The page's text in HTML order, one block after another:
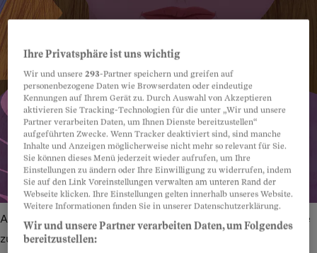
Als Kind war sie für die Mutter eine Therapeutin: «Sie sagte
zu mir: Mit dir kann man so gut reden.»
Ihre Privatsphäre ist uns wichtig
Wir und unsere293-Partner speichern und greifen auf
personenbezogene Daten wie Browserdaten oder eindeutige
Kennungen auf Ihrem Gerät zu. Durch Auswahl von Akzeptieren
aktivieren Sie Tracking-Technologien für die unter „Wir und unsere
Partner verarbeiten Daten, um Ihnen Dienste bereitzustellen“
aufgeführten Zwecke. Wenn Tracker deaktiviert sind, sind manche
Inhalte und Anzeigen möglicherweise nicht mehr so relevant für Sie.
Sie können dieses Menü jederzeit wieder aufrufen, um Ihre
Einstellungen zu ändern oder Ihre Einwilligung zu widerrufen, indem
Sie auf den Link Voreinstellungen verwalten am unteren Rand der
Webseite klicken. Ihre Einstellungen gelten innerhalb unseres Website.
Weitere Informationen finden Sie in unserer Datenschutzerklärung.
Wir und unsere Partner verarbeiten Daten, um Folgendes
bereitzustellen: